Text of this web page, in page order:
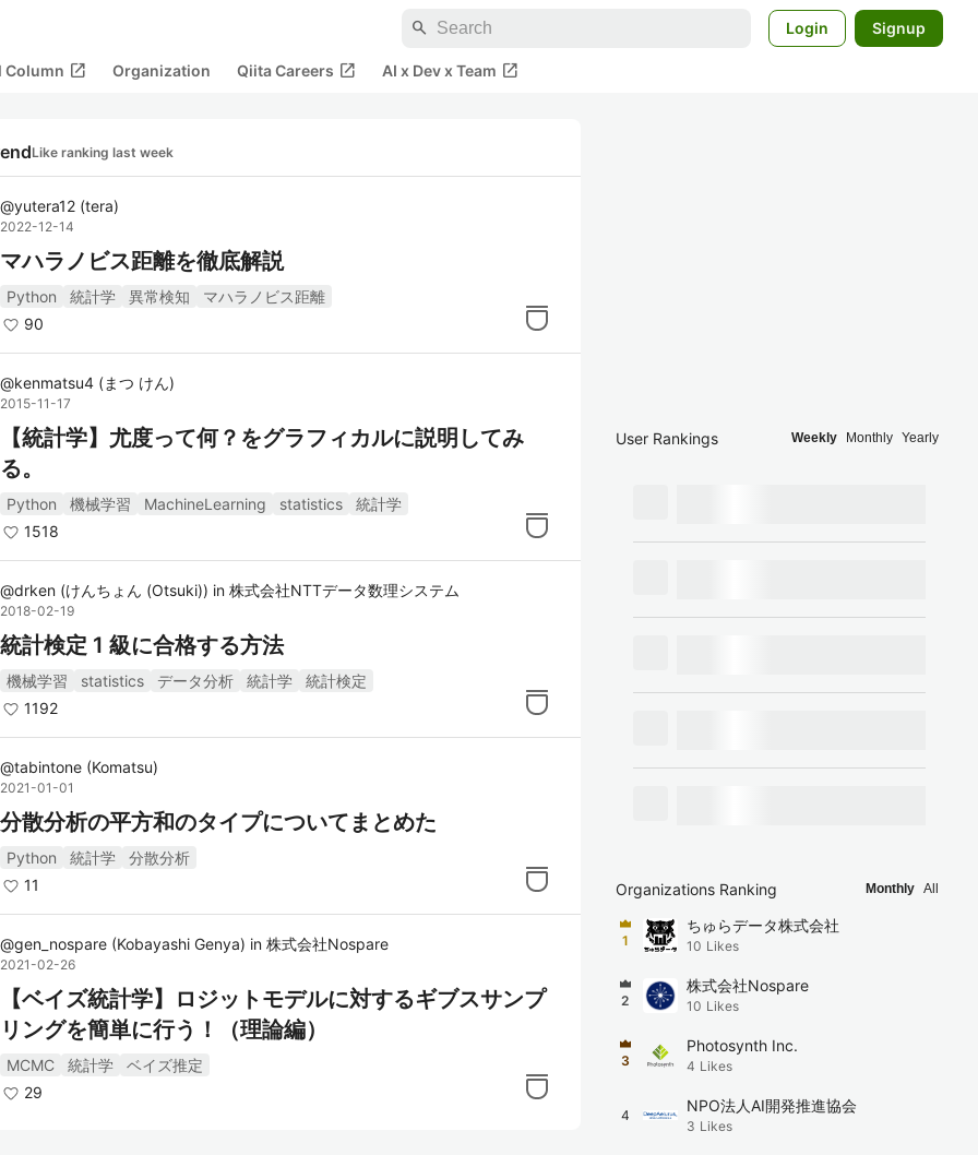
search Login Signup
Column open_in_new Organization Qiita Careers open_in_new AI x Dev x Team open_in_new
Like ranking last week
@yutera12 (tera)
2022-12-14
マハラノビス距離を徹底解説
Python 統計学 異常検知
マハラノビス距離
90
@kenmatsu4 (まつ けん)
2015-11-17
【統計学】尤度って何？をグラフィカルに説明してみ
る。
Python 機械学習 MachineLearning statistics
統計学
1518
@drken (けんちょん (Otsuki)) in 株式会社NTTデータ数理システム
2018-02-19
統計検定 1 級に合格する方法
機械学習 statistics データ分析 統計学
統計検定
1192
@tabintone (Komatsu)
2021-01-01
分散分析の平方和のタイプについてまとめた
Python 統計学
分散分析
11
@gen_nospare (Kobayashi Genya) in 株式会社Nospare
2021-02-26
【ベイズ統計学】ロジットモデルに対するギブスサンプ
リングを簡単に行う！（理論編）
MCMC 統計学
ベイズ推定
29
User Rankings Weekly Monthly Yearly
Organizations Ranking Monthly All
1
ちゅらデータ株式会社
10 Likes
2
株式会社Nospare
10 Likes
3
Photosynth Inc.
4 Likes
4
NPO法人AI開発推進協会
3 Likes